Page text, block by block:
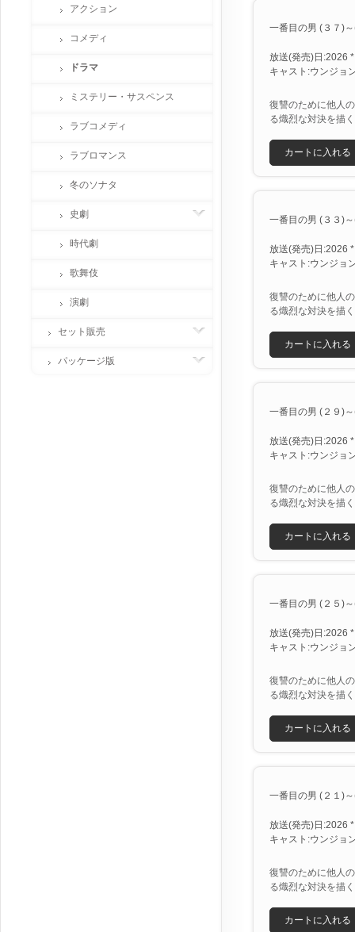
一番目の男 (３７)
放送(発売)日:2026
キャスト:ウンジョ
復讐のために他人
る熾烈な対決を描
カートに入れる
一番目の男 (３３)
放送(発売)日:2026
キャスト:ウンジョ
復讐のために他人
る熾烈な対決を描
カートに入れる
一番目の男 (２９)
放送(発売)日:2026
キャスト:ウンジョ
復讐のために他人
る熾烈な対決を描
カートに入れる
一番目の男 (２５)
放送(発売)日:2026
キャスト:ウンジョ
復讐のために他人
る熾烈な対決を描
カートに入れる
一番目の男 (２１)
放送(発売)日:2026
キャスト:ウンジョ
復讐のために他人
る熾烈な対決を描
カートに入れる
アクション
コメディ
ドラマ
ミステリー・サスペンス
ラブコメディ
ラブロマンス
冬のソナタ
史劇
時代劇
歌舞伎
演劇
セット販売
パッケージ版